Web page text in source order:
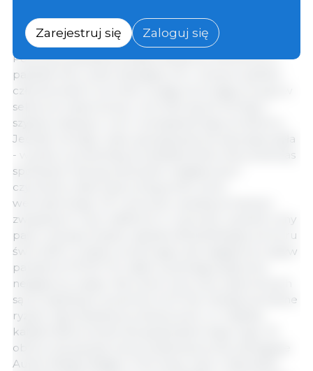
dalsze obniżanie cen przy wysokich kosztach paszy.
Podczas posiedzenia Rady Ministrów Rolnictwa w
październiku wiele delegacji UE z różnych państw
członkowskich zwróciło uwagę na trwający kryzys w
sektorze wieprzowiny i zwróciło się do Komisji o
szybką reakcję w celu rozwiązania tego problemu.
Jednak od tego czasu sytuacja jeszcze się pogorszyła
- wynika z prezentacji przedstawiciela Litwy podczas
spotkania. Szereg niezwykle negatywnych
czynników, takich jak przesycenie rynku
wewnętrznego UE z powodu wyższej produkcji i
związanych z tym zakłóceń w wywozie, wysokie ceny
pasz i energii, kolejne ogniska afrykańskiego pomoru
świń (ASF), a także utrzymujący się negatywny wpływ
pandemii COVID-19, nadal wywierają połączony
negatywny wpływ. Na Litwie ceny tusz wieprzowych
są na najniższym poziomie od 10 lat i istnieje poważne
ryzyko zaprzestania produkcji świń, co miałoby
katastrofalne skutki dla gospodarki tego kraju. W
obliczu tej sytuacji Litwa, popierana przez delegacje
Austrii, Belgii, Bułgarii, Chorwacji, Cypru, Republiki
Zarejestruj się Zaloguj się